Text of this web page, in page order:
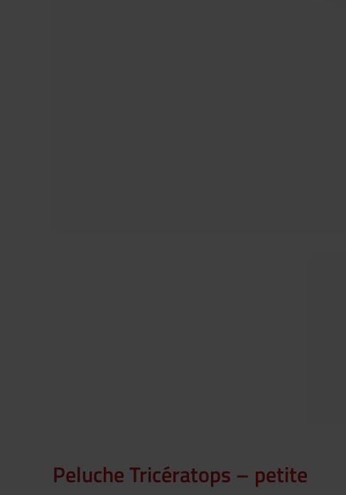
Peluche Tricératops – petite